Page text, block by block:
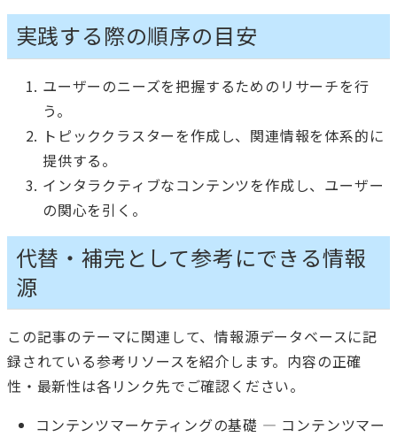
実践する際の順序の目安
ユーザーのニーズを把握するためのリサーチを行
う。
トピッククラスターを作成し、関連情報を体系的に
提供する。
インタラクティブなコンテンツを作成し、ユーザー
の関心を引く。
代替・補完として参考にできる情報
源
この記事のテーマに関連して、情報源データベースに記
録されている参考リソースを紹介します。内容の正確
性・最新性は各リンク先でご確認ください。
コンテンツマーケティングの基礎 — コンテンツマー